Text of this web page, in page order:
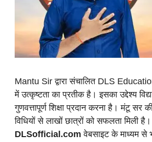
Mantu Sir द्वारा संचालित DLS
में उत्कृष्टता का प्रतीक है। इसका उद्देश्य
गुणवत्तापूर्ण शिक्षा प्रदान करना है। मंटू सर
विधियों से लाखों छात्रों को सफलता मिली है।
DLSofficial.com वेबसाइट के माध्यम से